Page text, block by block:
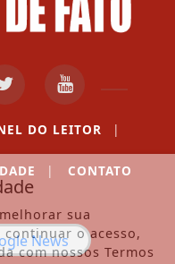
DO LEITOR |
| CONTATO
sua
continuar o acesso,
com nossos Termos